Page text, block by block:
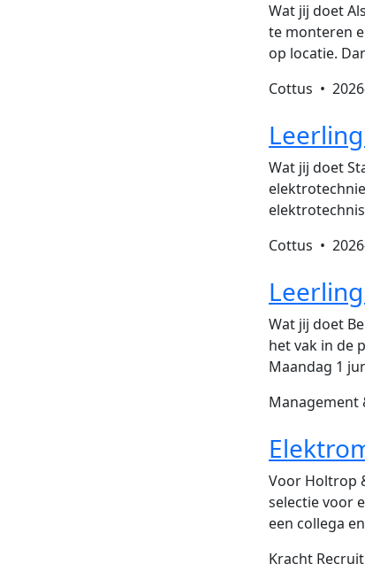
Wat jij doet
te monteren
op locatie.
Cottus •
Wat jij doet
Cottus •
Wat jij doet
het vak in de
Maandag 1
Management
Voor Holtrop
selectie voor
een collega
Kracht